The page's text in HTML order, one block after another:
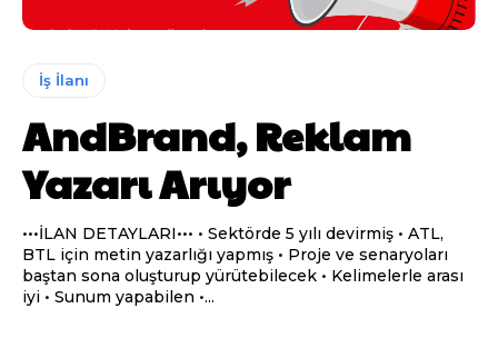
İş İlanı
AndBrand, Reklam
Yazarı Arıyor
•••İLAN DETAYLARI••• • Sektörde 5 yılı devirmiş • ATL,
BTL için metin yazarlığı yapmış • Proje ve senaryoları
baştan sona oluşturup yürütebilecek • Kelimelerle arası
iyi • Sunum yapabilen •...